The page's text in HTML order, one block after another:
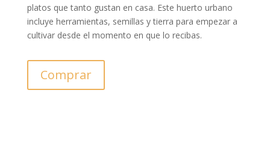
platos que tanto gustan en casa. Este huerto urbano
incluye herramientas, semillas y tierra para empezar a
cultivar desde el momento en que lo recibas.
Comprar